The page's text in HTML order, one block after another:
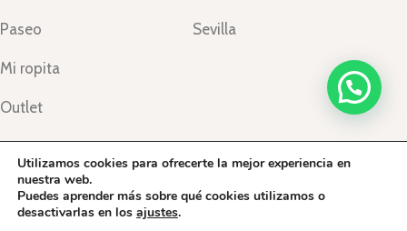
Paseo
Mi ropita
Outlet
Sevilla
Aviso legalPolítica de PrivacidadEnvíos y devoluciones
©Treboll Bebé ™
Utilizamos cookies para ofrecerte la mejor experiencia en
nuestra web.
Puedes aprender más sobre qué cookies utilizamos o
desactivarlas en los ajustes.